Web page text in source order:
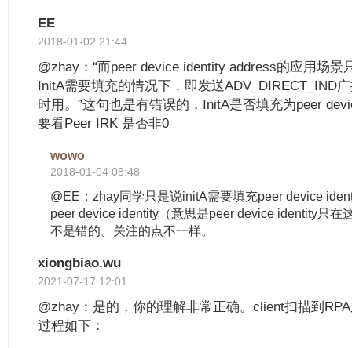
EE
2018-01-02 21:44
@zhay：“而peer device identity address的应用场景
InitA需要填充的情况下，即发送ADV_DIRECT_IND
时用。”这句也是有错误的，InitA是否填充为peer
要看Peer IRK 是否非0
wowo
2018-01-04 08:48
@EE：zhay同学只是说initA需要填充peer device
peer device identity（意思是peer device identity只在
不是错的。关注的点不一样。
xiongbiao.wu
2021-07-17 12:01
@zhay：是的，你的理解非常正确。client扫描到
过程如下：